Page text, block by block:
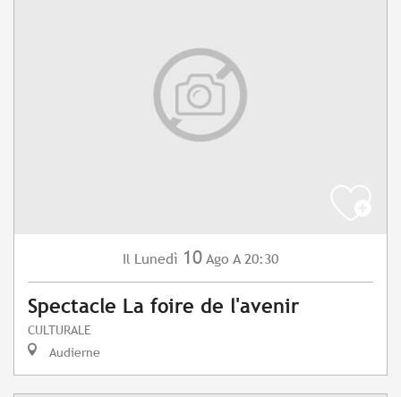
Il Lunedì 10 Ago A 20:30
Spectacle La foire de l'avenir
CULTURALE
Audierne